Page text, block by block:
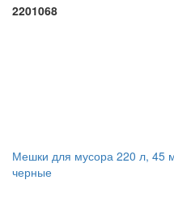
2201068
Мешки для мусора 220 л, 45
черные